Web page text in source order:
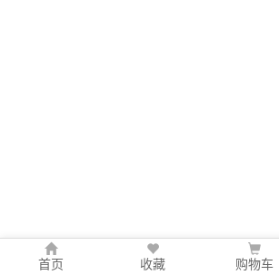
首页 收藏 购物车